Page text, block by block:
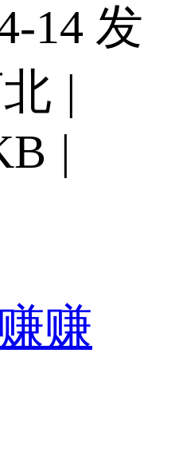
14 发
|
|
赚